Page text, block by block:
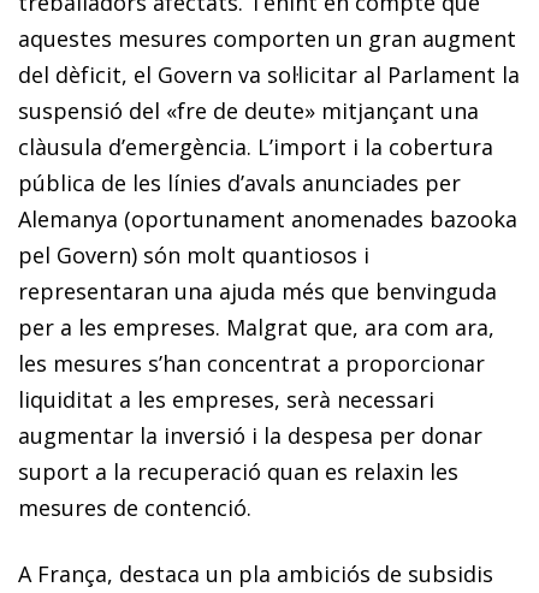
aquestes mesures comporten un gran augment
del dèficit, el Govern va sol·licitar al Parlament la
suspensió del «fre de deute» mitjançant una
clàusula d’emergència. L’import i la cobertura
pública de les línies d’avals anuncia­des per
Alemanya (oportunament anomenades bazooka
pel Govern) són molt quantiosos i
representaran una ajuda més que benvinguda
per a les empreses. Malgrat que, ara com ara,
les mesures s’han concentrat a proporcionar
liquiditat a les empreses, serà necessari
augmentar la inversió i la despesa per donar
suport a la recuperació quan es relaxin les
mesures de contenció.
A França, destaca un pla ambiciós de subsidis